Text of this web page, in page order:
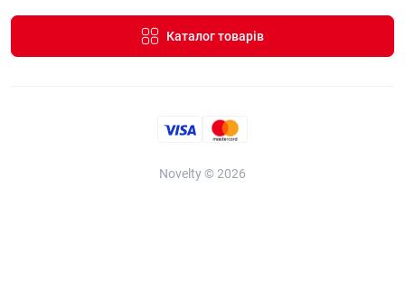
Каталог товарів
Novelty © 2026